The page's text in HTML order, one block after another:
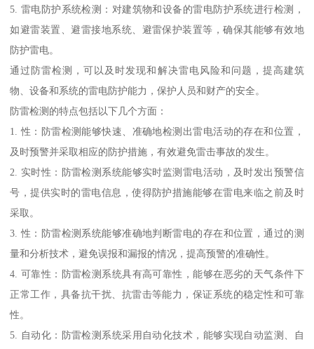
5. 雷电防护系统检测：对建筑物和设备的雷电防护系统进行检测，
如避雷装置、避雷接地系统、避雷保护装置等，确保其能够有效地
防护雷电。
通过防雷检测，可以及时发现和解决雷电风险和问题，提高建筑
物、设备和系统的雷电防护能力，保护人员和财产的安全。
防雷检测的特点包括以下几个方面：
1. 性：防雷检测能够快速、准确地检测出雷电活动的存在和位置，
及时预警并采取相应的防护措施，有效避免雷击事故的发生。
2. 实时性：防雷检测系统能够实时监测雷电活动，及时发出预警信
号，提供实时的雷电信息，使得防护措施能够在雷电来临之前及时
采取。
3. 性：防雷检测系统能够准确地判断雷电的存在和位置，通过的测
量和分析技术，避免误报和漏报的情况，提高预警的准确性。
4. 可靠性：防雷检测系统具有高可靠性，能够在恶劣的天气条件下
正常工作，具备抗干扰、抗雷击等能力，保证系统的稳定性和可靠
性。
5. 自动化：防雷检测系统采用自动化技术，能够实现自动监测、自